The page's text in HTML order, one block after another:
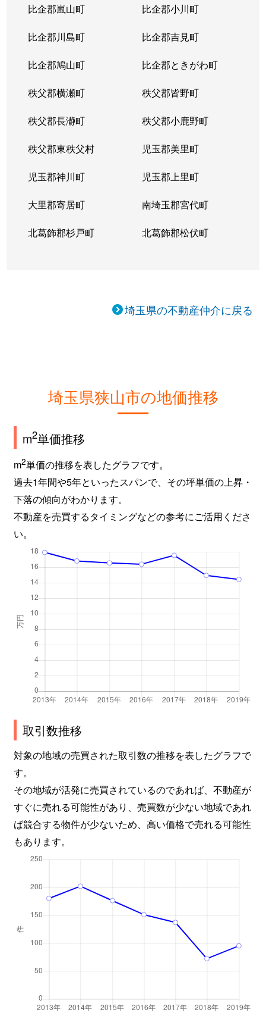
比企郡嵐山町 比企郡小川町
比企郡川島町 比企郡吉見町
比企郡鳩山町 比企郡ときがわ町
秩父郡横瀬町 秩父郡皆野町
秩父郡長瀞町 秩父郡小鹿野町
秩父郡東秩父村 児玉郡美里町
児玉郡神川町 児玉郡上里町
大里郡寄居町 南埼玉郡宮代町
北葛飾郡杉戸町 北葛飾郡松伏町
埼玉県の不動産仲介に戻る
埼玉県狭山市の地価推移
m2単価推移
m2単価の推移を表したグラフです。
過去1年間や5年といったスパンで、その坪単価の上昇・
下落の傾向がわかります。
不動産を売買するタイミングなどの参考にご活用くださ
い。
取引数推移
対象の地域の売買された取引数の推移を表したグラフで
す。
その地域が活発に売買されているのであれば、不動産が
すぐに売れる可能性があり、売買数が少ない地域であれ
ば競合する物件が少ないため、高い価格で売れる可能性
もあります。